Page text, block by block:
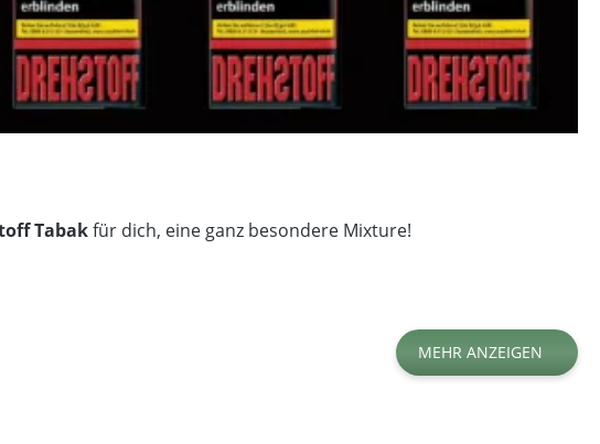
Tabakfür dich, eine ganz besondere Mixture!
MEHR ANZEIGEN